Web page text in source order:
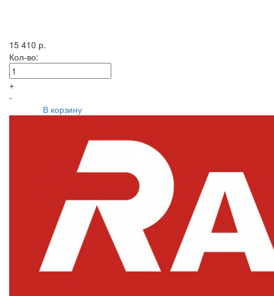
15 410 р.
Кол-во:
+
-
В корзину